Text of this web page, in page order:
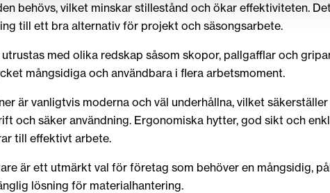
behövs, vilket minskar stillestånd och ökar effektiviteten.
till ett bra alternativ för projekt och säsongsarbete.
med olika redskap såsom skopor, pallgafflar och
mångsidiga och användbara i flera arbetsmoment.
är vanligtvis moderna och väl underhållna, vilket säkerställer
och säker användning. Ergonomiska hytter, god sikt och
till effektivt arbete.
är ett utmärkt val för företag som behöver en mångsidig,
lösning för materialhantering.